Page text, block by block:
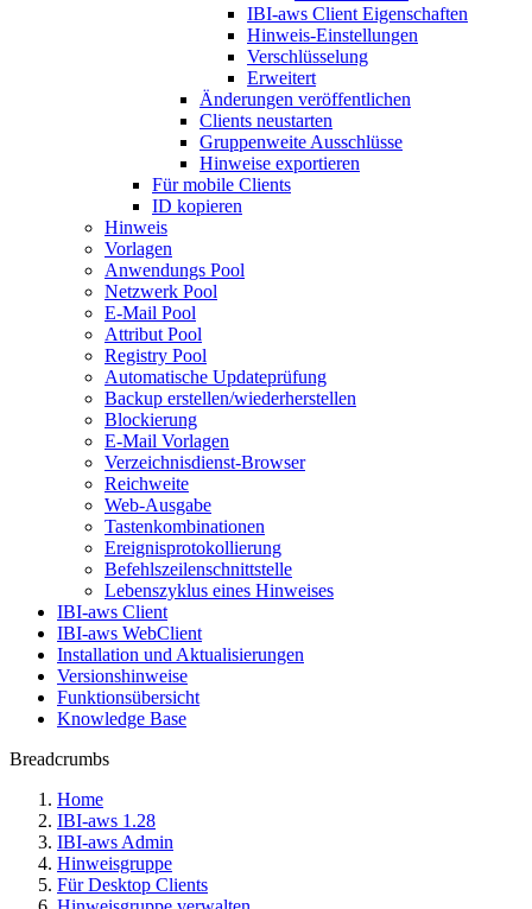
IBI-aws Client Eigenschaften
Hinweis-Einstellungen
Verschlüsselung
Erweitert
Änderungen veröffentlichen
Clients neustarten
Gruppenweite Ausschlüsse
Hinweise exportieren
Für mobile Clients
ID kopieren
Hinweis
Vorlagen
Anwendungs Pool
Netzwerk Pool
E-Mail Pool
Attribut Pool
Registry Pool
Automatische Updateprüfung
Backup erstellen/wiederherstellen
Blockierung
E-Mail Vorlagen
Verzeichnisdienst-Browser
Reichweite
Web-Ausgabe
Tastenkombinationen
Ereignisprotokollierung
Befehlszeilenschnittstelle
Lebenszyklus eines Hinweises
IBI-aws Client
IBI-aws WebClient
Installation und Aktualisierungen
Versionshinweise
Funktionsübersicht
Knowledge Base
Breadcrumbs
Home
IBI-aws 1.28
IBI-aws Admin
Hinweisgruppe
Für Desktop Clients